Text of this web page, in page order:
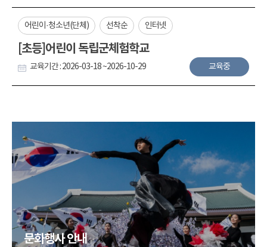
어린이·청소년(단체) 선착순 인터넷
[초등]어린이 독립군체험학교
교육기간 : 2026-03-18 ~2026-10-29 교육중
문화행사 안내